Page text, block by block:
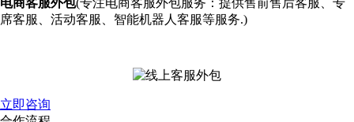
电商客服外包(专注电商客服外包服务：提供售前售后客服、专
席客服、活动客服、智能机器人客服等服务.)
立即咨询